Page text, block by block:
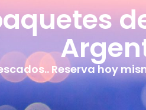
Reserva hoy